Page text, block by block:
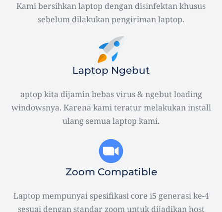
Kami bersihkan laptop dengan disinfektan khusus
sebelum dilakukan pengiriman laptop.
Laptop Ngebut
aptop kita dijamin bebas virus & ngebut loading
windowsnya. Karena kami teratur melakukan install
ulang semua laptop kami.
Zoom Compatible
Laptop mempunyai spesifikasi core i5 generasi ke-4
sesuai dengan standar zoom untuk dijadikan host